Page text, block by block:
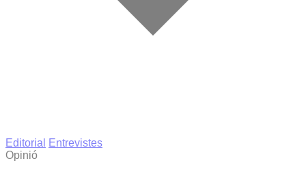
Editorial
Entrevistes
Opinió